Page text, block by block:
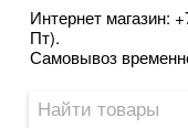
Интернет магазин:
Пт).
Самовывоз